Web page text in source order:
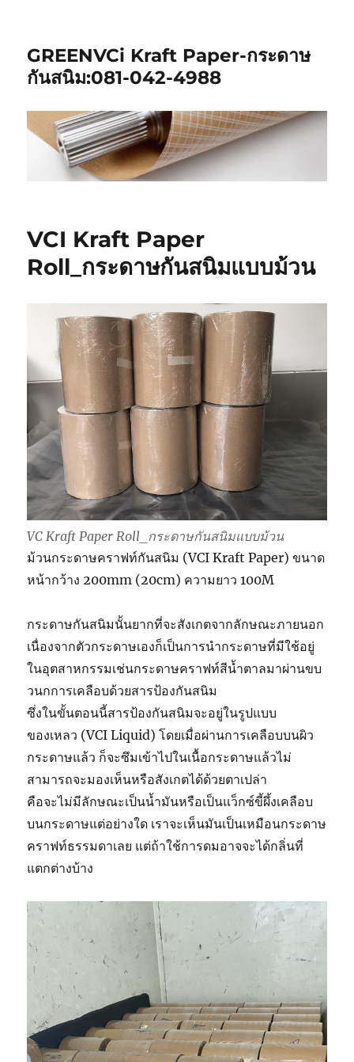
GREENVCi Kraft Paper-กระดาษ
กันสนิม:081-042-4988
VCI Kraft Paper
Roll_กระดาษกันสนิมแบบม้วน
VC Kraft Paper Roll_กระดาษกันสนิมแบบม้วน
ม้วนกระดาษคราฟท์กันสนิม (VCI Kraft Paper) ขนาด
หน้ากว้าง 200mm (20cm) ความยาว 100M
กระดาษกันสนิมนั้นยากที่จะสังเกตจากลักษณะภายนอก
เนื่องจากตัวกระดาษเองก็เป็นการนำกระดาษที่มีใช้อยู่
ในอุตสาหกรรมเช่นกระดาษคราฟท์สีน้ำตาลมาผ่านขบ
วนกการเคลือบด้วยสารป้องกันสนิม
ซึ่งในขั้นตอนนี้สารป้องกันสนิมจะอยู่ในรูปแบบ
ของเหลว (VCI Liquid) โดยเมื่อผ่านการเคลือบบนผิว
กระดาษแล้ว ก็จะซึมเข้าไปในเนื้อกระดาษแล้วไม่
สามารถจะมองเห็นหรือสังเกตได้ด้วยตาเปล่า
คือจะไม่มีลักษณะเป็นน้ำมันหรือเป็นแว็กซ์ขี้ผึ้งเคลือบ
บนกระดาษแต่อย่างใด เราจะเห็นมันเป็นเหมือนกระดาษ
คราฟท์ธรรมดาเลย แต่ถ้าใช้การดมอาจจะได้กลิ่นที่
แตกต่างบ้าง